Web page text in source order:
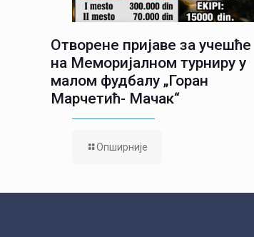
Отворене пријаве за учешће
на Меморијалном турниру у
малом фудбалу „Горан
Марчетић- Мачак“
Опширније